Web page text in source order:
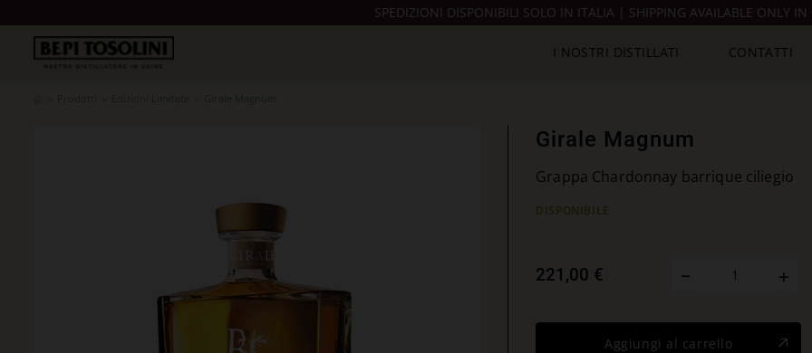
SPEDIZIONI DISPONIBILI SOLO IN ITALIA | SHIPPING AVAILABLE ONLY IN
I NOSTRI DISTILLATI CONTATTI
Girale Magnum
Grappa Chardonnay barrique ciliegio
DISPONIBILE
221,00 €
Aggiungi al carrello